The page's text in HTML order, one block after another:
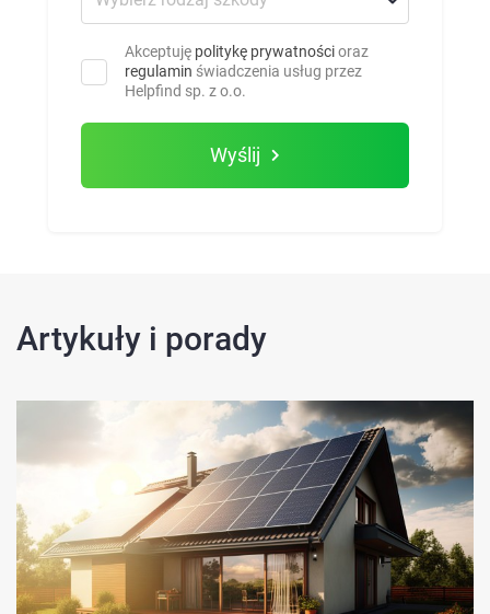
Akceptuję politykę prywatnościoraz
regulamin świadczenia usług przez
Helpfind sp. z o.o.
Wyślij
Artykuły i porady